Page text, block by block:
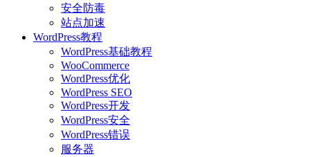
安全防毒
站点加速
WordPress教程
WordPress基础教程
WooCommerce
WordPress优化
WordPress SEO
WordPress开发
WordPress安全
WordPress错误
服务器